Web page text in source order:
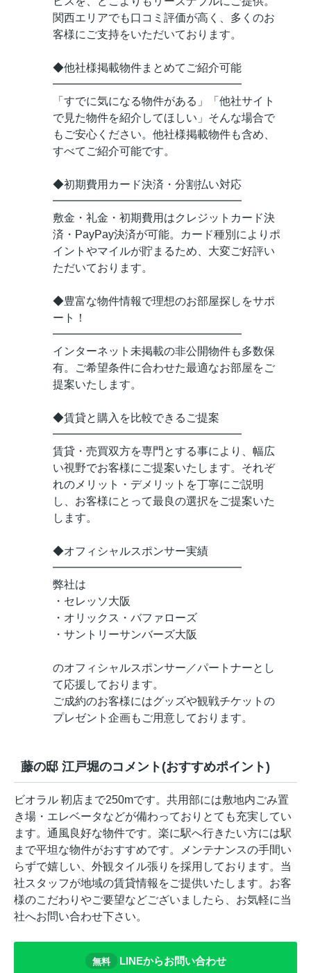
関西エリアでも口コミ評価が高く、多くのお
客様にご支持をいただいております。
◆他社様掲載物件まとめてご紹介可能
━━━━━━━━━━━━━━━━━
「すでに気になる物件がある」「他社サイト
で見た物件を紹介してほしい」そんな場合で
もご安心ください。他社様掲載物件も含め、
すべてご紹介可能です。
◆初期費用カード決済・分割払い対応
━━━━━━━━━━━━━━━━━
敷金・礼金・初期費用はクレジットカード決
済・PayPay決済が可能。カード種別によりポ
イントやマイルが貯まるため、大変ご好評い
ただいております。
◆豊富な物件情報で理想のお部屋探しをサポ
ート！
━━━━━━━━━━━━━━━━━
インターネット未掲載の非公開物件も多数保
有。ご希望条件に合わせた最適なお部屋をご
提案いたします。
◆賃貸と購入を比較できるご提案
━━━━━━━━━━━━━━━━━
賃貸・売買双方を専門とする事により、幅広
い視野でお客様にご提案いたします。それぞ
れのメリット・デメリットを丁寧にご説明
し、お客様にとって最良の選択をご提案いた
します。
◆オフィシャルスポンサー実績
━━━━━━━━━━━━━━━━━
弊社は
・セレッソ大阪
・オリックス・バファローズ
・サントリーサンバーズ大阪
のオフィシャルスポンサー／パートナーとし
て応援しております。
ご成約のお客様にはグッズや観戦チケットの
プレゼント企画もご用意しております。
藤の邸 江戸堀のコメント(おすすめポイント)
ビオラル 靭店まで250mです。共用部には敷地内ごみ置
き場・エレベータなどが備わっておりとても充実してい
ます。通風良好な物件です。楽に駅へ行きたい方には駅
まで平坦な物件がおすすめです。メンテナンスの手間い
らずで嬉しい、外観タイル張りを採用しております。当
社スタッフが地域の賃貸情報をご提供いたします。お客
様のこだわりやご要望などございましたら、お気軽に当
社へお問い合わせ下さい。
無料 LINEからお問い合わせ